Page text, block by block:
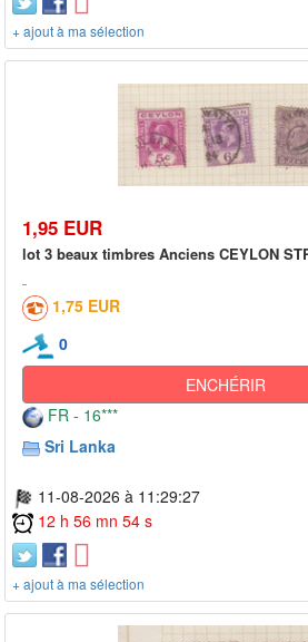
+ ajout à ma sélection
1,95 EUR
lot 3 beaux timbres Anciens CEYLON
1,75 EUR
0
ENCHÉRIR
FR - 16***
Sri Lanka
11-08-2026 à 11:29:27
12 h 56 mn 54 s
+ ajout à ma sélection